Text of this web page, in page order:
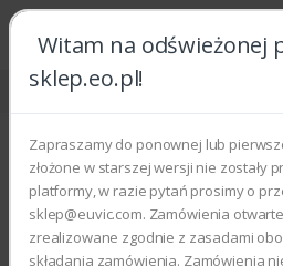
Witam na odświeżonej
sklep.eo.pl!
Zapraszamy do ponownej lub
złożone w starszej wersji nie zostały
platformy, w razie pytań prosimy o
sklep@euvic.com. Zamówienia
zrealizowane zgodnie z zasadami
składania zamówienia. Zamówienia
Strona główna Light Production
P4110 CopierPrinter
Wyświetlono 0–0 z 0 wyników
Filtry